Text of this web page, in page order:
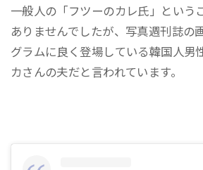
一般人の「フツーのカレ氏」という
ありませんでしたが、写真週刊誌の
グラムに良く登場している韓国人男
カさんの夫だと言われています。